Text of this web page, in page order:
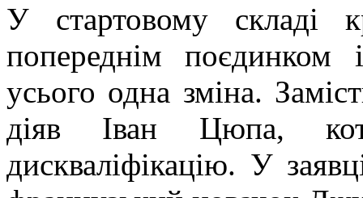
У стартовому складі
попереднім поєдинком
усього одна зміна.
діяв Іван Цюпа,
дискваліфікацію. У